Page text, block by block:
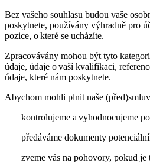
Bez vašeho souhlasu budou vaše
poskytnete, používány výhradně pro
pozice, o které se ucházíte.
Zpracovávány mohou být tyto
údaje, údaje o vaší kvalifikaci,
údaje, které nám poskytnete.
Abychom mohli plnit naše
kontrolujeme a vyhodnocujeme
předáváme dokumenty
zveme vás na pohovory, pokud je